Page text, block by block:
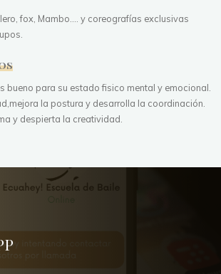
fox, Mambo.... y coreografías exclusivas
bueno para su estado fisico mental y emocional.
la postura y desarrolla la coordinación.
y despierta la creatividad.